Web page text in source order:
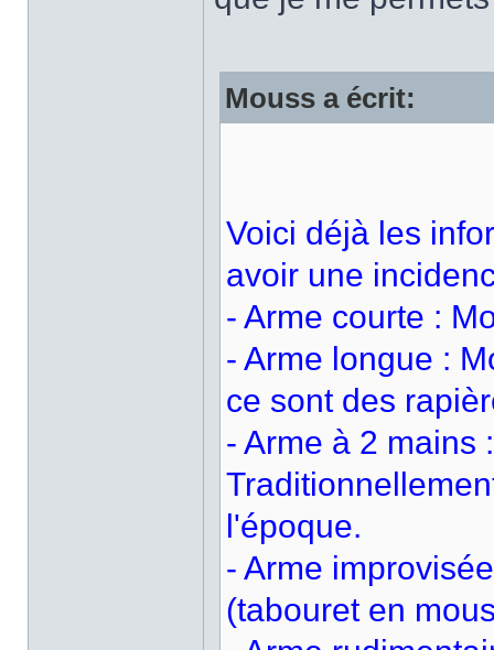
Mouss a écrit:
Voici déjà les
avoir une
- Arme courte :
- Arme longue :
ce sont des
- Arme à 2 mains
l'époque.
- Arme
(tabouret en